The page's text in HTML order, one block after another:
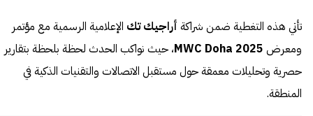
تأتي هذه التغطية ضمن شراكة أراجيك تك الإعلامية الرسمية مع مؤتمر
ومعرض MWC Doha 2025، حيث نواكب الحدث لحظة بلحظة بتقارير
حصرية وتحليلات معمقة حول مستقبل الاتصالات والتقنيات الذكية في
المنطقة.